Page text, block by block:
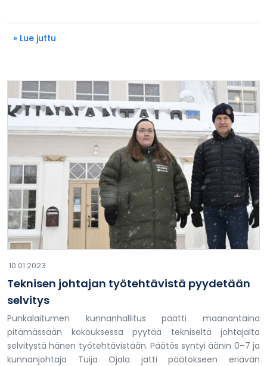
» Lue juttu
10.01.2023
Teknisen johtajan työtehtävistä pyydetään
selvitys
Punkalaitumen kunnanhallitus päätti maanantaina
pitämässään kokouksessa pyytää tekniseltä johtajalta
selvitystä hänen työtehtävistään. Päätös syntyi äänin 0–7 ja
kunnanjohtaja Tuija Ojala jätti päätökseen eriävän